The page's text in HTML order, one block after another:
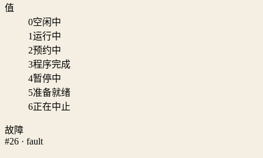
值
0空闲中
1运行中
2预约中
3程序完成
4暂停中
5准备就绪
6正在中止
故障
#26 · fault